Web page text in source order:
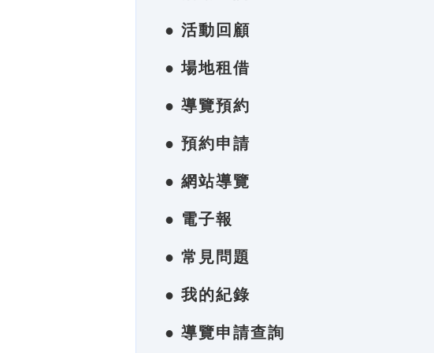
● 活動回顧
● 場地租借
● 導覽預約
● 預約申請
● 網站導覽
● 電子報
● 常見問題
● 我的紀錄
● 導覽申請查詢